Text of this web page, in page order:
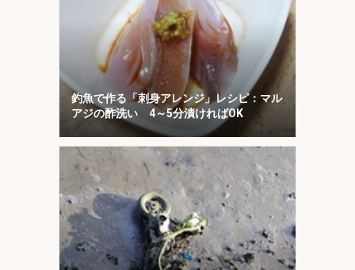
釣魚で作る「刺身アレンジ」レシピ：マル
アジの酢洗い 4～5分漬ければOK